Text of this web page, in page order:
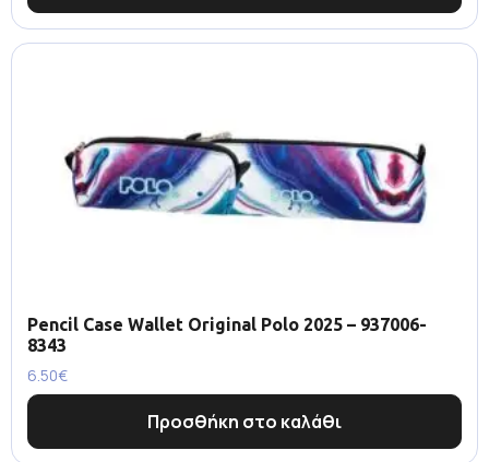
Pencil Case Wallet Original Polo 2025 – 937006-
8343
6.50€
Προσθήκη στο καλάθι